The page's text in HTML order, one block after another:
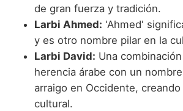
de gran fuerza y tradición.
Larbi Ahmed: 'Ahmed'
y es otro nombre pilar en la
Larbi David: Una
herencia árabe con un
arraigo en Occidente,
cultural.